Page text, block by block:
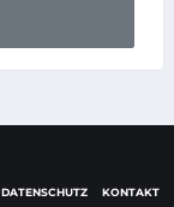
DATENSCHUTZ KONTAKT